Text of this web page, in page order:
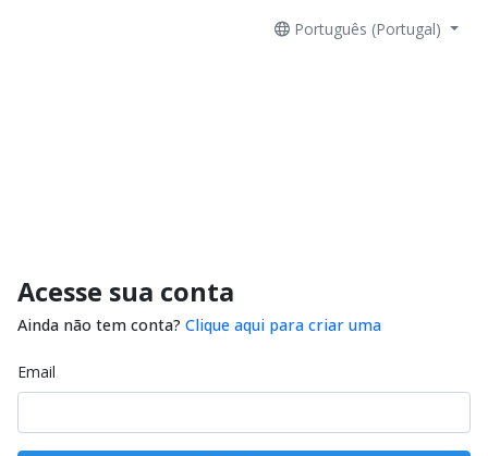
Português (Portugal)
Acesse sua conta
Ainda não tem conta? Clique aqui para criar uma
Email